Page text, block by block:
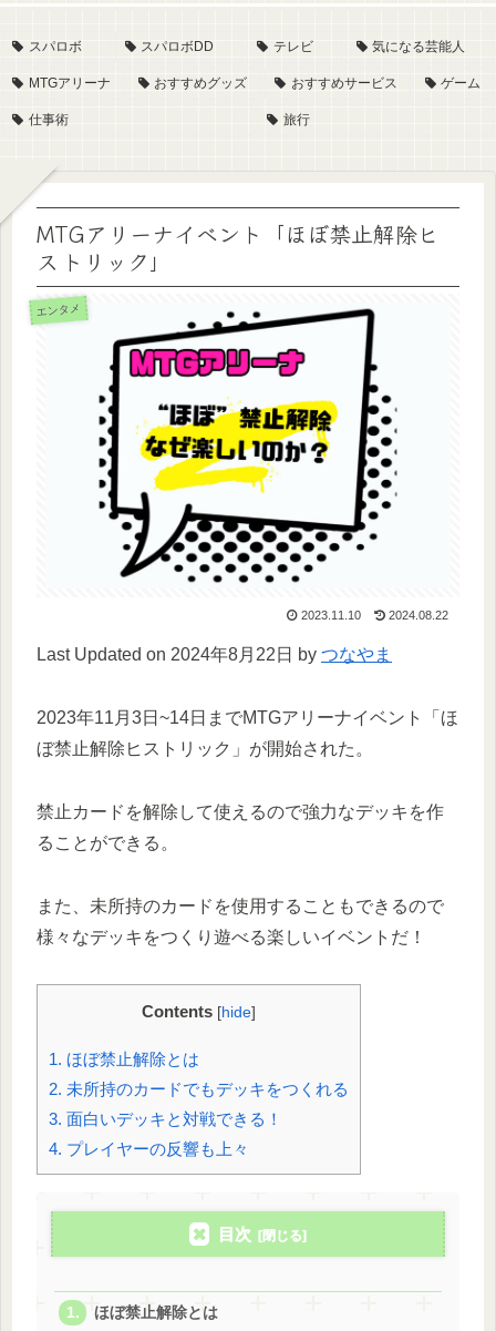
スパロボ スパロボDD テレビ 気になる芸能人
MTGアリーナ おすすめグッズ おすすめサービス ゲーム
仕事術 旅行
MTGアリーナイベント「ほぼ禁止解除ヒ
ストリック」
エンタメ
2023.11.10 2024.08.22
Last Updated on 2024年8月22日 by つなやま
2023年11月3日~14日までMTGアリーナイベント「ほ
ぼ禁止解除ヒストリック」が開始された。
禁止カードを解除して使えるので強力なデッキを作
ることができる。
また、未所持のカードを使用することもできるので
様々なデッキをつくり遊べる楽しいイベントだ！
Contents [hide]
1. ほぼ禁止解除とは
2. 未所持のカードでもデッキをつくれる
3. 面白いデッキと対戦できる！
4. プレイヤーの反響も上々
目次
ほぼ禁止解除とは